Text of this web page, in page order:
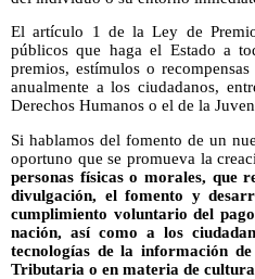
El artículo 1 de la Ley de
públicos que haga el Estado a
premios, estímulos o
anualmente a los ciudadanos,
Derechos Humanos o el de la
Si hablamos del fomento de un
oportuno que se promueva la
personas físicas o morales, que
divulgación, el fomento y
cumplimiento voluntario del
nación, así como a los
tecnologías de la información
Tributaria o en materia de